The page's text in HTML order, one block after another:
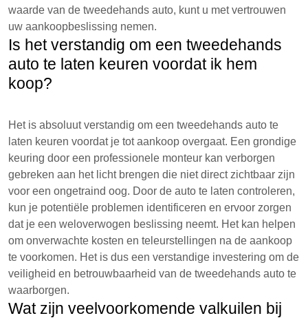
waarde van de tweedehands auto, kunt u met vertrouwen
uw aankoopbeslissing nemen.
Is het verstandig om een tweedehands
auto te laten keuren voordat ik hem
koop?
Het is absoluut verstandig om een tweedehands auto te
laten keuren voordat je tot aankoop overgaat. Een grondige
keuring door een professionele monteur kan verborgen
gebreken aan het licht brengen die niet direct zichtbaar zijn
voor een ongetraind oog. Door de auto te laten controleren,
kun je potentiële problemen identificeren en ervoor zorgen
dat je een weloverwogen beslissing neemt. Het kan helpen
om onverwachte kosten en teleurstellingen na de aankoop
te voorkomen. Het is dus een verstandige investering om de
veiligheid en betrouwbaarheid van de tweedehands auto te
waarborgen.
Wat zijn veelvoorkomende valkuilen bij